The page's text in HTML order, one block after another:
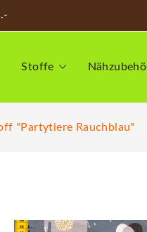
Stoffe
"Partytiere Rauchblau"